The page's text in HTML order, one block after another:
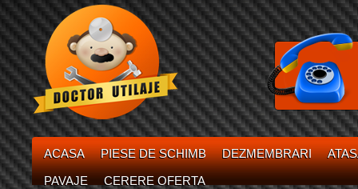
ACASA PIESE DE SCHIMB DEZMEMBRARI
PAVAJE
CERERE OFERTA